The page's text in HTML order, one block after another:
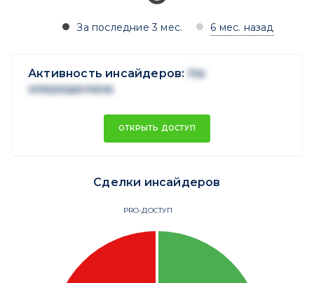
За последние 3 мес. 6 мес. назад
Активность инсайдеров: Не
опеределена
ОТКРЫТЬ ДОСТУП
Сделки инсайдеров
PRO-ДОСТУП